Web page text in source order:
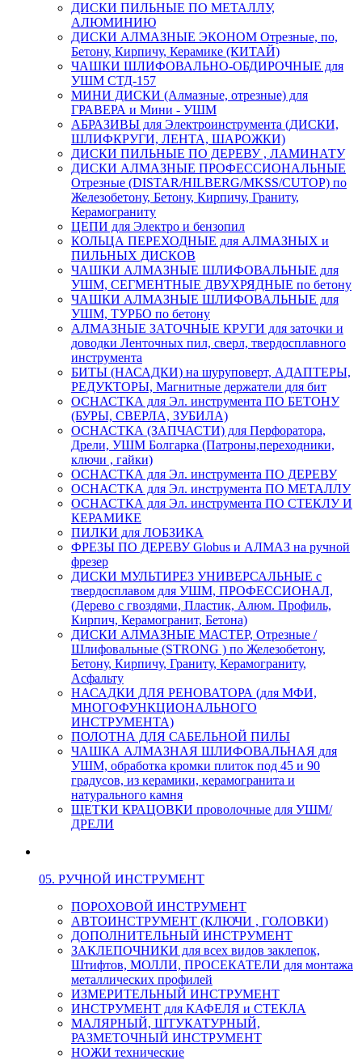
ДИСКИ ПИЛЬНЫЕ ПО МЕТАЛЛУ,
АЛЮМИНИЮ
ДИСКИ АЛМАЗНЫЕ ЭКОНОМ Отрезные, по,
Бетону, Кирпичу, Керамике (КИТАЙ)
ЧАШКИ ШЛИФОВАЛЬНО-ОБДИРОЧНЫЕ для
УШМ СТД-157
МИНИ ДИСКИ (Алмазные, отрезные) для
ГРАВЕРА и Мини - УШМ
АБРАЗИВЫ для Электроинструмента (ДИСКИ,
ШЛИФКРУГИ, ЛЕНТА, ШАРОЖКИ)
ДИСКИ ПИЛЬНЫЕ ПО ДЕРЕВУ , ЛАМИНАТУ
ДИСКИ АЛМАЗНЫЕ ПРОФЕССИОНАЛЬНЫЕ
Отрезные (DISTAR/HILBERG/MKSS/CUTOP) по
Железобетону, Бетону, Кирпичу, Граниту,
Керамограниту
ЦЕПИ для Электро и бензопил
КОЛЬЦА ПЕРЕХОДНЫЕ для АЛМАЗНЫХ и
ПИЛЬНЫХ ДИСКОВ
ЧАШКИ АЛМАЗНЫЕ ШЛИФОВАЛЬНЫЕ для
УШМ, СЕГМЕНТНЫЕ ДВУХРЯДНЫЕ по бетону
ЧАШКИ АЛМАЗНЫЕ ШЛИФОВАЛЬНЫЕ для
УШМ, ТУРБО по бетону
АЛМАЗНЫЕ ЗАТОЧНЫЕ КРУГИ для заточки и
доводки Ленточных пил, сверл, твердосплавного
инструмента
БИТЫ (НАСАДКИ) на шуруповерт, АДАПТЕРЫ,
РЕДУКТОРЫ, Магнитные держатели для бит
ОСНАСТКА для Эл. инструмента ПО БЕТОНУ
(БУРЫ, СВЕРЛА, ЗУБИЛА)
ОСНАСТКА (ЗАПЧАСТИ) для Перфоратора,
Дрели, УШМ Болгарка (Патроны,переходники,
ключи , гайки)
ОСНАСТКА для Эл. инструмента ПО ДЕРЕВУ
ОСНАСТКА для Эл. инструмента ПО МЕТАЛЛУ
ОСНАСТКА для Эл. инструмента ПО СТЕКЛУ И
КЕРАМИКЕ
ПИЛКИ для ЛОБЗИКА
ФРЕЗЫ ПО ДЕРЕВУ Globus и АЛМАЗ на ручной
фрезер
ДИСКИ МУЛЬТИРЕЗ УНИВЕРСАЛЬНЫЕ с
твердосплавом для УШМ, ПРОФЕССИОНАЛ,
(Дерево с гвоздями, Пластик, Алюм. Профиль,
Кирпич, Керамогранит, Бетона)
ДИСКИ АЛМАЗНЫЕ МАСТЕР, Отрезные /
Шлифовальные (STRONG ) по Железобетону,
Бетону, Кирпичу, Граниту, Керамограниту,
Асфальту
НАСАДКИ ДЛЯ РЕНОВАТОРА (для МФИ,
МНОГОФУНКЦИОНАЛЬНОГО
ИНСТРУМЕНТА)
ПОЛОТНА ДЛЯ САБЕЛЬНОЙ ПИЛЫ
ЧАШКА АЛМАЗНАЯ ШЛИФОВАЛЬНАЯ для
УШМ, обработка кромки плиток под 45 и 90
градусов, из керамики, керамогранита и
натурального камня
ЩЕТКИ КРАЦОВКИ проволочные для УШМ/
ДРЕЛИ
05. РУЧНОЙ ИНСТРУМЕНТ
ПОРОХОВОЙ ИНСТРУМЕНТ
АВТОИНСТРУМЕНТ (КЛЮЧИ , ГОЛОВКИ)
ДОПОЛНИТЕЛЬНЫЙ ИНСТРУМЕНТ
ЗАКЛЕПОЧНИКИ для всех видов заклепок,
Штифтов, МОЛЛИ, ПРОСЕКАТЕЛИ для монтажа
металлических профилей
ИЗМЕРИТЕЛЬНЫЙ ИНСТРУМЕНТ
ИНСТРУМЕНТ для КАФЕЛЯ и СТЕКЛА
МАЛЯРНЫЙ, ШТУКАТУРНЫЙ,
РАЗМЕТОЧНЫЙ ИНСТРУМЕНТ
НОЖИ технические